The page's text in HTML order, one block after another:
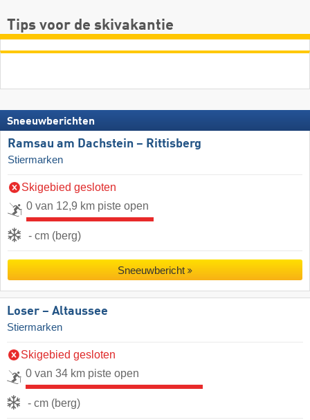
Tips voor de skivakantie
Sneeuwberichten
Ramsau am Dachstein – Rittisberg
Stiermarken
Skigebied gesloten
0 van 12,9 km piste open
- cm (berg)
Sneeuwbericht
Loser – Altaussee
Stiermarken
Skigebied gesloten
0 van 34 km piste open
- cm (berg)